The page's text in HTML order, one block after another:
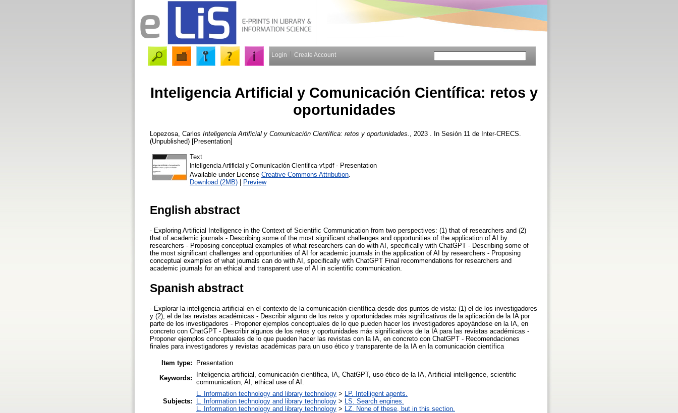
Login Create Account
Inteligencia Artificial y Comunicación Científica: retos y
oportunidades
Lopezosa, Carlos Inteligencia Artificial y Comunicación Científica: retos y oportunidades.
, 2023 . In Sesión 11 de Inter-CRECS.
(Unpublished) [Presentation]
Text
Inteligencia Artificial y Comunicación Científica-vf.pdf- Presentation
Available under License Creative Commons Attribution
Download (2MB) | Preview
English abstract
- Exploring Artificial Intelligence in the Context of Scientific Communication from two perspectives: (1) that of researchers and (2)
that of academic journals - Describing some of the most significant challenges and opportunities of the application of AI by
researchers - Proposing conceptual examples of what researchers can do with AI, specifically with ChatGPT - Describing some of
the most significant challenges and opportunities of AI for academic journals in the application of AI by researchers - Proposing
conceptual examples of what journals can do with AI, specifically with ChatGPT Final recommendations for researchers and
academic journals for an ethical and transparent use of AI in scientific communication.
Spanish abstract
- Explorar la inteligencia artificial en el contexto de la comunicación científica desde dos puntos de vista: (1) el de los investigadores
y (2), el de las revistas académicas - Describir alguno de los retos y oportunidades más significativos de la aplicación de la IA por
parte de los investigadores - Proponer ejemplos conceptuales de lo que pueden hacer los investigadores apoyándose en la IA, en
concreto con ChatGPT - Describir algunos de los retos y oportunidades más significativos de la IA para las revistas académicas -
Proponer ejemplos conceptuales de lo que pueden hacer las revistas con la IA, en concreto con ChatGPT - Recomendaciones
finales para investigadores y revistas académicas para un uso ético y transparente de la IA en la comunicación científica
Item type:
Presentation
Keywords:
Inteligencia artificial, comunicación científica, IA, ChatGPT, uso ético de la IA, Artificial intelligence, scientific
communication, AI, ethical use of AI.
Subjects:
L. Information technology and library technology >
LP. Intelligent agents.
L. Information technology and library technology >
LS. Search engines.
L. Information technology and library technology >
LZ. None of these, but in this section.